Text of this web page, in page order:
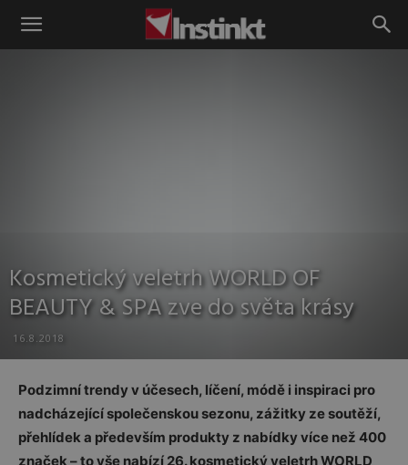
Instinkt
Kosmetický veletrh WORLD OF
BEAUTY & SPA zve do světa krásy
16.8.2018
Podzimní trendy v účesech, líčení, módě i inspiraci pro
nadcházející společenskou sezonu, zážitky ze soutěží,
přehlídek a především produkty z nabídky více než 400
značek – to vše nabízí 26. kosmetický veletrh WORLD